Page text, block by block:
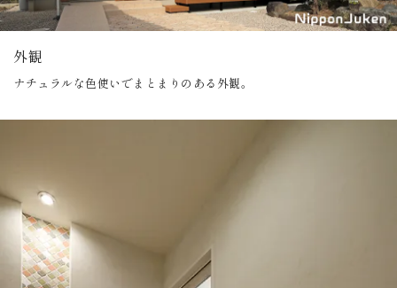
外観
ナチュラルな色使いでまとまりのある外観。